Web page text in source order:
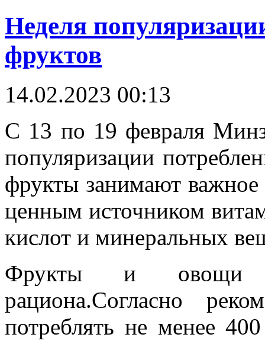
Неделя
фруктов
14.02.2023 00:13
С 13 по 19 февраля
популяризации
фрукты занимают
ценным источником
кислот и минеральных
Фрукты и овощи
рациона.Согласно
потреблять не менее